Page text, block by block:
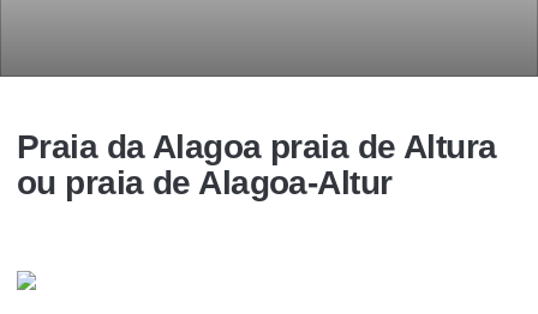
Praia da Alagoa praia de Altura
ou praia de Alagoa-Altur